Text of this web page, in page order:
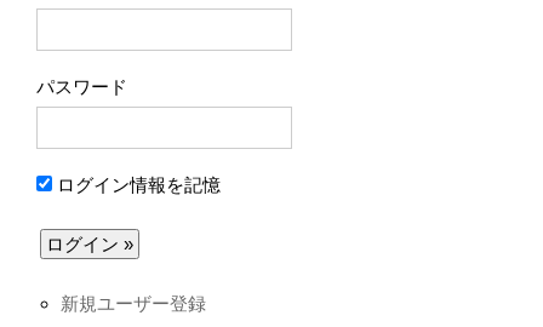
パスワード
ログイン情報を記憶
新規ユーザー登録